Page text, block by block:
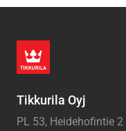
Tikkurila Oyj
PL 53, Heidehofintie 2